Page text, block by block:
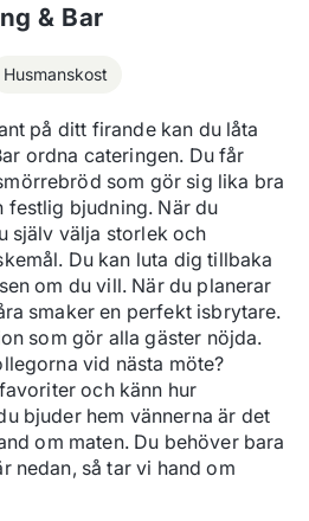
& Bar
Husmanskost
på ditt firande kan du låta
ordna cateringen. Du får
som gör sig lika bra
festlig bjudning. När du
själv välja storlek och
Du kan luta dig tillbaka
om du vill. När du planerar
smaker en perfekt isbrytare.
som gör alla gäster nöjda.
vid nästa möte?
och känn hur
bjuder hem vännerna är det
om maten. Du behöver bara
nedan, så tar vi hand om